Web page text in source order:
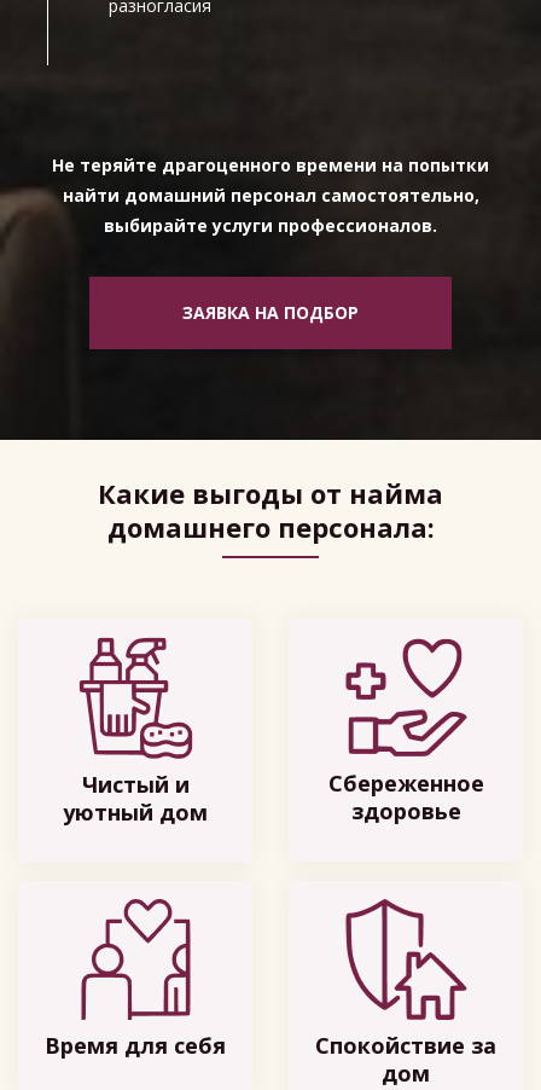
разногласия
Не теряйте драгоценного времени на попытки
найти домашний персонал самостоятельно,
выбирайте услуги профессионалов.
ЗАЯВКА НА ПОДБОР
Какие выгоды от найма
домашнего персонала:
Чистый и
уютный дом
Сбереженное
здоровье
Время для себя
Спокойствие за
дом